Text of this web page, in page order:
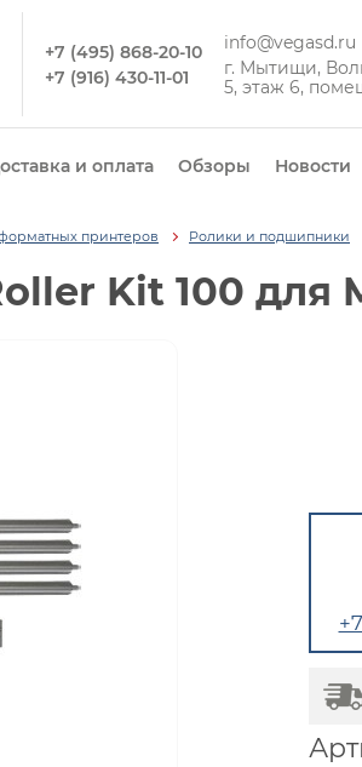
+7 (495) 868-20-10
+7 (916) 430-11-01
info@vegasd.ru
г. Мытищи,
5, этаж 6,
и оплата Обзоры Новости
принтеров Ролики и подшипники
Kit 100 для